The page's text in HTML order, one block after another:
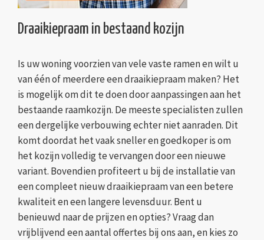
Draaikiepraam in bestaand kozijn
Is uw woning voorzien van vele vaste ramen en wilt u
van één of meerdere een draaikiepraam maken? Het
is mogelijk om dit te doen door aanpassingen aan het
bestaande raamkozijn. De meeste specialisten zullen
een dergelijke verbouwing echter niet aanraden. Dit
komt doordat het vaak sneller en goedkoper is om
het kozijn volledig te vervangen door een nieuwe
variant. Bovendien profiteert u bij de installatie van
een compleet nieuw draaikiepraam van een betere
kwaliteit en een langere levensduur. Bent u
benieuwd naar de prijzen en opties? Vraag dan
vrijblijvend een aantal offertes bij ons aan, en kies zo